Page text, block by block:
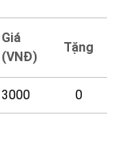
Giá
(VNĐ)
Tặng
3000 0